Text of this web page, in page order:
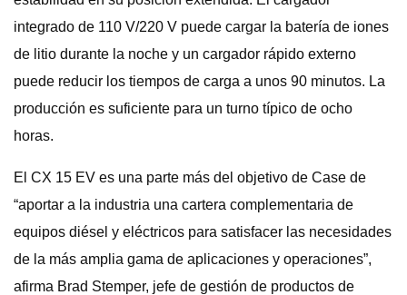
integrado de 110 V/220 V puede cargar la batería de iones
de litio durante la noche y un cargador rápido externo
puede reducir los tiempos de carga a unos 90 minutos. La
producción es suficiente para un turno típico de ocho
horas.
El CX 15 EV es una parte más del objetivo de Case de
“aportar a la industria una cartera complementaria de
equipos diésel y eléctricos para satisfacer las necesidades
de la más amplia gama de aplicaciones y operaciones”,
afirma Brad Stemper, jefe de gestión de productos de